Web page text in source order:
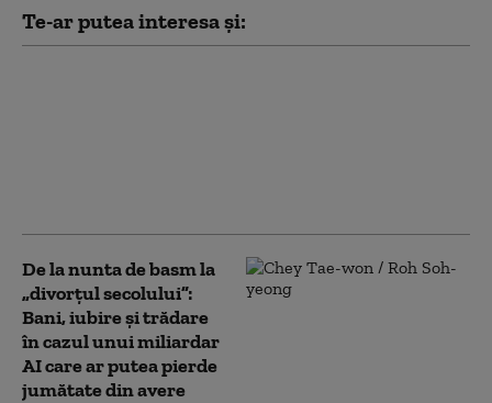
Te-ar putea interesa și:
De la nunta de basm la
„divorțul secolului”:
Bani, iubire și trădare
în cazul unui miliardar
AI care ar putea pierde
jumătate din avere